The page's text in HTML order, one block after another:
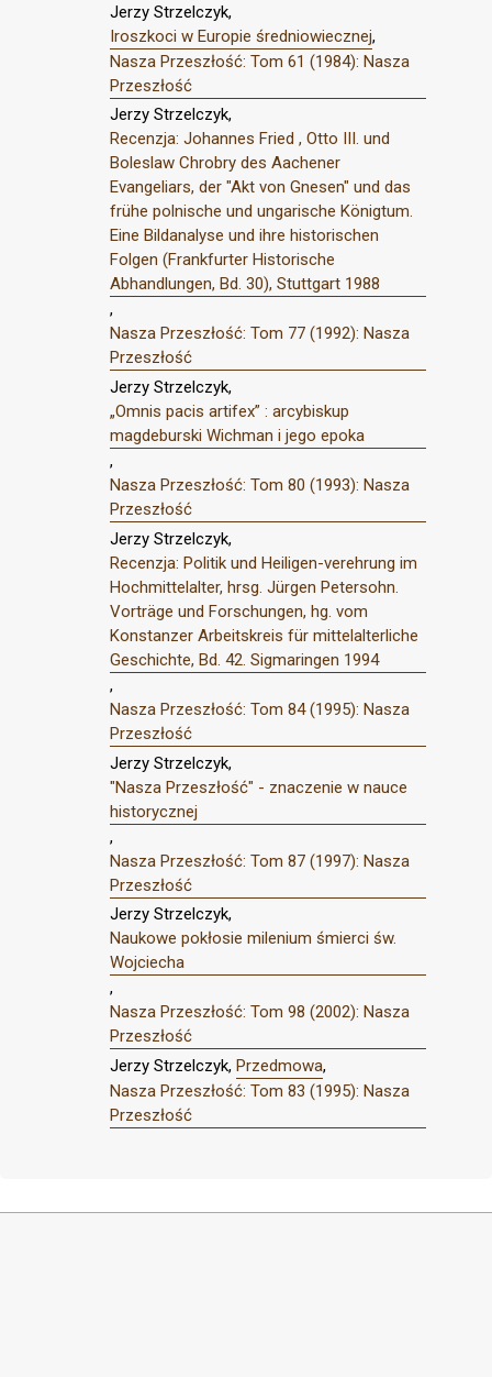
Jerzy Strzelczyk,
Iroszkoci w Europie średniowiecznej,
Nasza Przeszłość: Tom 61 (1984): Nasza
Przeszłość
Jerzy Strzelczyk,
Recenzja: Johannes Fried , Otto III. und
Boleslaw Chrobry des Aachener
Evangeliars, der "Akt von Gnesen" und das
frühe polnische und ungarische Königtum.
Eine Bildanalyse und ihre historischen
Folgen (Frankfurter Historische
Abhandlungen, Bd. 30), Stuttgart 1988
,
Nasza Przeszłość: Tom 77 (1992): Nasza
Przeszłość
Jerzy Strzelczyk,
„Omnis pacis artifex” : arcybiskup
magdeburski Wichman i jego epoka
,
Nasza Przeszłość: Tom 80 (1993): Nasza
Przeszłość
Jerzy Strzelczyk,
Recenzja: Politik und Heiligen-verehrung im
Hochmittelalter, hrsg. Jürgen Petersohn.
Vorträge und Forschungen, hg. vom
Konstanzer Arbeitskreis für mittelalterliche
Geschichte, Bd. 42. Sigmaringen 1994
,
Nasza Przeszłość: Tom 84 (1995): Nasza
Przeszłość
Jerzy Strzelczyk,
"Nasza Przeszłość" - znaczenie w nauce
historycznej
,
Nasza Przeszłość: Tom 87 (1997): Nasza
Przeszłość
Jerzy Strzelczyk,
Naukowe pokłosie milenium śmierci św.
Wojciecha
,
Nasza Przeszłość: Tom 98 (2002): Nasza
Przeszłość
Jerzy Strzelczyk, Przedmowa,
Nasza Przeszłość: Tom 83 (1995): Nasza
Przeszłość